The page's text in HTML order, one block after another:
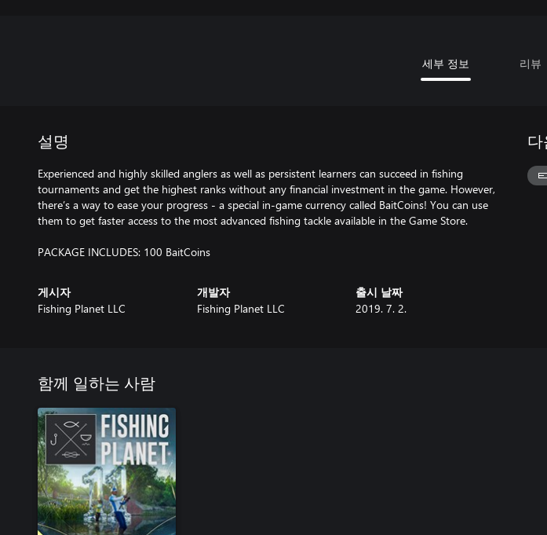
세부 정보 리뷰
설명
Experienced and highly skilled anglers as well as persistent learners can succeed in fishing
tournaments and get the highest ranks without any financial investment in the game. However,
there’s a way to ease your progress - a special in-game currency called BaitCoins! You can use
them to get faster access to the most advanced fishing tackle available in the Game Store.
PACKAGE INCLUDES: 100 BaitCoins
게시자
Fishing Planet LLC
개발자
Fishing Planet LLC
출시 날짜
2019. 7. 2.
다
함께 일하는 사람